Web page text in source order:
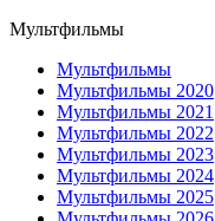
Мультфильмы
Мультфильмы
Мультфильмы 2020
Мультфильмы 2021
Мультфильмы 2022
Мультфильмы 2023
Мультфильмы 2024
Мультфильмы 2025